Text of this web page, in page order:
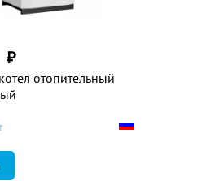
отопительный
₽